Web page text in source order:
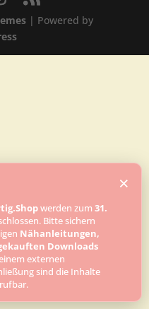
| Powered by
werden zum 31.
Bitte sichern
Nähanleitungen,
Downloads
externen
sind die Inhalte
×